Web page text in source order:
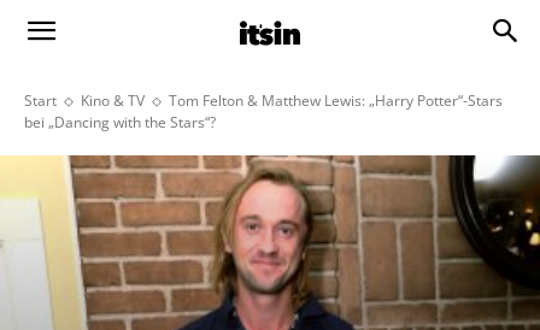
Start Kino & TV
Tom Felton & Matthew Lewis: „Harry Potter“-Stars
bei „Dancing with the Stars“?